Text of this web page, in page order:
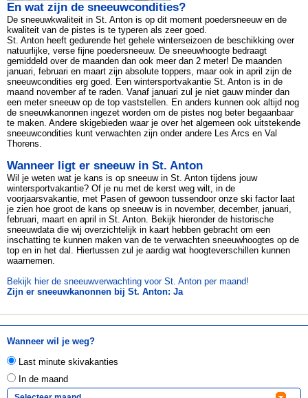
En wat zijn de sneeuwcondities?
De sneeuwkwaliteit in St. Anton is op dit moment poedersneeuw en de
kwaliteit van de pistes is te typeren als zeer goed.
St. Anton heeft gedurende het gehele winterseizoen de beschikking over
natuurlijke, verse fijne poedersneeuw. De sneeuwhoogte bedraagt
gemiddeld over de maanden dan ook meer dan 2 meter! De maanden
januari, februari en maart zijn absolute toppers, maar ook in april zijn de
sneeuwcondities erg goed. Een wintersportvakantie St. Anton is in de
maand november af te raden. Vanaf januari zul je niet gauw minder dan
een meter sneeuw op de top vaststellen. En anders kunnen ook altijd nog
de sneeuwkanonnen ingezet worden om de pistes nog beter begaanbaar
te maken. Andere skigebieden waar je over het algemeen ook uitstekende
sneeuwcondities kunt verwachten zijn onder andere Les Arcs en Val
Thorens.
Wanneer ligt er sneeuw in St. Anton
Wil je weten wat je kans is op sneeuw in St. Anton tijdens jouw
wintersportvakantie? Of je nu met de kerst weg wilt, in de
voorjaarsvakantie, met Pasen of gewoon tussendoor onze ski factor laat
je zien hoe groot de kans op sneeuw is in november, december, januari,
februari, maart en april in St. Anton. Bekijk hieronder de historische
sneeuwdata die wij overzichtelijk in kaart hebben gebracht om een
inschatting te kunnen maken van de te verwachten sneeuwhoogtes op de
top en in het dal. Hiertussen zul je aardig wat hoogteverschillen kunnen
waarnemen.
Bekijk hier de sneeuwverwachting voor St. Anton per maand!
Zijn er sneeuwkanonnen bij St. Anton: Ja
Wanneer wil je weg?
Last minute skivakanties
In de maand